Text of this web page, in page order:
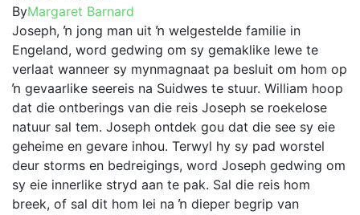
on
the
product
page
The
options
may
be
chosen
on
the
product
page
range:
R79.00
through
R189.00
ByMargaret Barnard
Joseph, ŉ jong man uit ŉ welgestelde familie in
Engeland, word gedwing om sy gemaklike lewe te
verlaat wanneer sy mynmagnaat pa besluit om hom op
ŉ gevaarlike seereis na Suidwes te stuur. William hoop
dat die ontberings van die reis Joseph se roekelose
natuur sal tem. Joseph ontdek gou dat die see sy eie
geheime en gevare inhou. Terwyl hy sy pad worstel
deur storms en bedreigings, word Joseph gedwing om
sy eie innerlike stryd aan te pak. Sal die reis hom
breek, of sal dit hom lei na ŉ dieper begrip van